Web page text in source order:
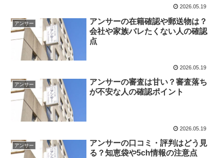
2026.05.19
アンサー
アンサーの在籍確認や郵送物は？
会社や家族バレたくない人の確認
点
2026.05.19
アンサー
アンサーの審査は甘い？審査落ち
が不安な人の確認ポイント
2026.05.19
アンサー
アンサーの口コミ・評判はどう見
る？知恵袋や5ch情報の注意点